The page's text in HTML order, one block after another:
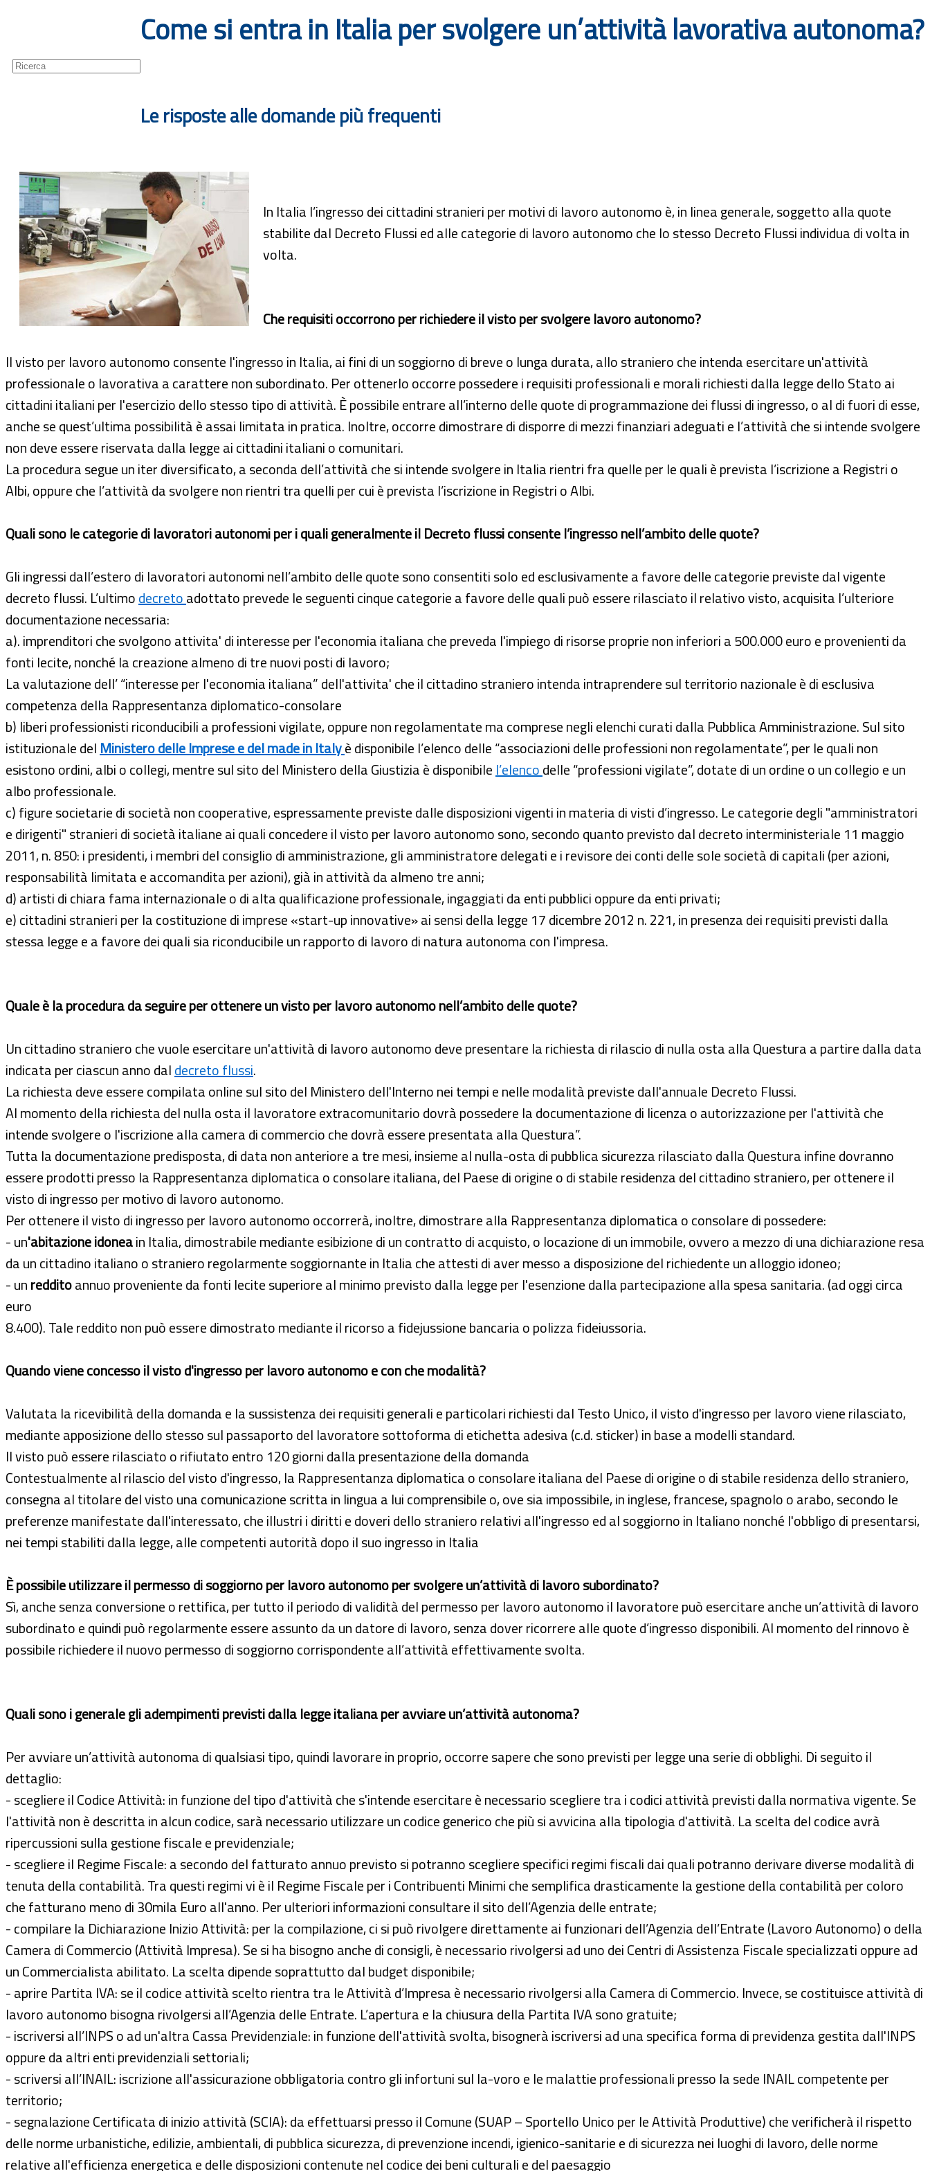
Come si entra in Italia per svolgere un’attività lavorativa autonoma?
Le risposte alle domande più frequenti
In Italia l’ingresso dei cittadini stranieri per motivi di lavoro autonomo è, in linea generale, soggetto alla quote
stabilite dal Decreto Flussi ed alle categorie di lavoro autonomo che lo stesso Decreto Flussi individua di volta in
volta.
Che requisiti occorrono per richiedere il visto per svolgere lavoro autonomo?
Il visto per lavoro autonomo consente l'ingresso in Italia, ai fini di un soggiorno di breve o lunga durata, allo straniero che intenda esercitare un'attività
professionale o lavorativa a carattere non subordinato. Per ottenerlo occorre possedere i requisiti professionali e morali richiesti dalla legge dello Stato ai
cittadini italiani per l'esercizio dello stesso tipo di attività. È possibile entrare all’interno delle quote di programmazione dei flussi di ingresso, o al di fuori di esse,
anche se quest’ultima possibilità è assai limitata in pratica. Inoltre, occorre dimostrare di disporre di mezzi finanziari adeguati e l’attività che si intende svolgere
non deve essere riservata dalla legge ai cittadini italiani o comunitari.
La procedura segue un iter diversificato, a seconda dell’attività che si intende svolgere in Italia rientri fra quelle per le quali è prevista l’iscrizione a Registri o
Albi, oppure che l’attività da svolgere non rientri tra quelli per cui è prevista l’iscrizione in Registri o Albi.
Quali sono le categorie di lavoratori autonomi per i quali generalmente il Decreto flussi consente l’ingresso nell’ambito delle quote?
Gli ingressi dall’estero di lavoratori autonomi nell’ambito delle quote sono consentiti solo ed esclusivamente a favore delle categorie previste dal vigente
decreto flussi. L’ultimodecretoadottato prevede le seguenti cinque categorie a favore delle quali può essere rilasciato il relativo visto, acquisita l’ulteriore
documentazione necessaria:
a). imprenditori che svolgono attivita' di interesse per l'economia italiana che preveda l'impiego di risorse proprie non inferiori a 500.000 euro e provenienti da
fonti lecite, nonché la creazione almeno di tre nuovi posti di lavoro;
La valutazione dell’ “interesse per l'economia italiana” dell'attivita' che il cittadino straniero intenda intraprendere sul territorio nazionale è di esclusiva
competenza della Rappresentanza diplomatico-consolare
b) liberi professionisti riconducibili a professioni vigilate, oppure non regolamentate ma comprese negli elenchi curati dalla Pubblica Amministrazione. Sul sito
istituzionale del Ministero delle Imprese e del made in Italyè disponibile l’elenco delle “associazioni delle professioni non regolamentate”, per le quali non
esistono ordini, albi o collegi, mentre sul sito del Ministero della Giustizia è disponibile l’elencodelle “professioni vigilate”, dotate di un ordine o un collegio e un
albo professionale.
c) figure societarie di società non cooperative, espressamente previste dalle disposizioni vigenti in materia di visti d’ingresso. Le categorie degli "amministratori
e dirigenti" stranieri di società italiane ai quali concedere il visto per lavoro autonomo sono, secondo quanto previsto dal decreto interministeriale 11 maggio
2011, n. 850: i presidenti, i membri del consiglio di amministrazione, gli amministratore delegati e i revisore dei conti delle sole società di capitali (per azioni,
responsabilità limitata e accomandita per azioni), già in attività da almeno tre anni;
d) artisti di chiara fama internazionale o di alta qualificazione professionale, ingaggiati da enti pubblici oppure da enti privati;
e) cittadini stranieri per la costituzione di imprese «start-up innovative» ai sensi della legge 17 dicembre 2012 n. 221, in presenza dei requisiti previsti dalla
stessa legge e a favore dei quali sia riconducibile un rapporto di lavoro di natura autonoma con l'impresa.
Quale è la procedura da seguire per ottenere un visto per lavoro autonomo nell’ambito delle quote?
Un cittadino straniero che vuole esercitare un'attività di lavoro autonomo deve presentare la richiesta di rilascio di nulla osta alla Questura a partire dalla data
indicata per ciascun anno daldecreto flussi.
La richiesta deve essere compilata online sul sito del Ministero dell'Interno nei tempi e nelle modalità previste dall'annuale Decreto Flussi.
Al momento della richiesta del nulla osta il lavoratore extracomunitario dovrà possedere la documentazione di licenza o autorizzazione per l'attività che
intende svolgere o l'iscrizione alla camera di commercio che dovrà essere presentata alla Questura”.
Tutta la documentazione predisposta, di data non anteriore a tre mesi, insieme al nulla-osta di pubblica sicurezza rilasciato dalla Questura infine dovranno
essere prodotti presso la Rappresentanza diplomatica o consolare italiana, del Paese di origine o di stabile residenza del cittadino straniero, per ottenere il
visto di ingresso per motivo di lavoro autonomo.
Per ottenere il visto di ingresso per lavoro autonomo occorrerà, inoltre, dimostrare alla Rappresentanza diplomatica o consolare di possedere:
- un'abitazione idoneain Italia, dimostrabile mediante esibizione di un contratto di acquisto, o locazione di un immobile, ovvero a mezzo di una dichiarazione resa
da un cittadino italiano o straniero regolarmente soggiornante in Italia che attesti di aver messo a disposizione del richiedente un alloggio idoneo;
- unredditoannuo proveniente da fonti lecite superiore al minimo previsto dalla legge per l'esenzione dalla partecipazione alla spesa sanitaria. (ad oggi circa
euro
8.400). Tale reddito non può essere dimostrato mediante il ricorso a fidejussione bancaria o polizza fideiussoria.
Quando viene concesso il visto d'ingresso per lavoro autonomo e con che modalità?
Valutata la ricevibilità della domanda e la sussistenza dei requisiti generali e particolari richiesti dal Testo Unico, il visto d'ingresso per lavoro viene rilasciato,
mediante apposizione dello stesso sul passaporto del lavoratore sottoforma di etichetta adesiva (c.d. sticker) in base a modelli standard.
Il visto può essere rilasciato o rifiutato entro 120 giorni dalla presentazione della domanda
Contestualmente al rilascio del visto d'ingresso, la Rappresentanza diplomatica o consolare italiana del Paese di origine o di stabile residenza dello straniero,
consegna al titolare del visto una comunicazione scritta in lingua a lui comprensibile o, ove sia impossibile, in inglese, francese, spagnolo o arabo, secondo le
preferenze manifestate dall'interessato, che illustri i diritti e doveri dello straniero relativi all'ingresso ed al soggiorno in Italiano nonché l'obbligo di presentarsi,
nei tempi stabiliti dalla legge, alle competenti autorità dopo il suo ingresso in Italia
È possibile utilizzare il permesso di soggiorno per lavoro autonomo per svolgere un’attività di lavoro subordinato?
Sì, anche senza conversione o rettifica, per tutto il periodo di validità del permesso per lavoro autonomo il lavoratore può esercitare anche un’attività di lavoro
subordinato e quindi può regolarmente essere assunto da un datore di lavoro, senza dover ricorrere alle quote d’ingresso disponibili. Al momento del rinnovo è
possibile richiedere il nuovo permesso di soggiorno corrispondente all’attività effettivamente svolta.
Quali sono i generale gli adempimenti previsti dalla legge italiana per avviare un’attività autonoma?
Per avviare un’attività autonoma di qualsiasi tipo, quindi lavorare in proprio, occorre sapere che sono previsti per legge una serie di obblighi. Di seguito il
dettaglio:
- scegliere il Codice Attività: in funzione del tipo d'attività che s'intende esercitare è necessario scegliere tra i codici attività previsti dalla normativa vigente. Se
l'attività non è descritta in alcun codice, sarà necessario utilizzare un codice generico che più si avvicina alla tipologia d'attività. La scelta del codice avrà
ripercussioni sulla gestione fiscale e previdenziale;
- scegliere il Regime Fiscale: a secondo del fatturato annuo previsto si potranno scegliere specifici regimi fiscali dai quali potranno derivare diverse modalità di
tenuta della contabilità. Tra questi regimi vi è il Regime Fiscale per i Contribuenti Minimi che semplifica drasticamente la gestione della contabilità per coloro
che fatturano meno di 30mila Euro all'anno. Per ulteriori informazioni consultare il sito dell’Agenzia delle entrate;
- compilare la Dichiarazione Inizio Attività: per la compilazione, ci si può rivolgere direttamente ai funzionari dell’Agenzia dell’Entrate (Lavoro Autonomo) o della
Camera di Commercio (Attività Impresa). Se si ha bisogno anche di consigli, è necessario rivolgersi ad uno dei Centri di Assistenza Fiscale specializzati oppure ad
un Commercialista abilitato. La scelta dipende soprattutto dal budget disponibile;
- aprire Partita IVA: se il codice attività scelto rientra tra le Attività d’Impresa è necessario rivolgersi alla Camera di Commercio. Invece, se costituisce attività di
lavoro autonomo bisogna rivolgersi all’Agenzia delle Entrate. L’apertura e la chiusura della Partita IVA sono gratuite;
- iscriversi all’INPS o ad un'altra Cassa Previdenziale: in funzione dell'attività svolta, bisognerà iscriversi ad una specifica forma di previdenza gestita dall'INPS
oppure da altri enti previdenziali settoriali;
- scriversi all’INAIL: iscrizione all'assicurazione obbligatoria contro gli infortuni sul la-voro e le malattie professionali presso la sede INAIL competente per
territorio;
- segnalazione Certificata di inizio attività (SCIA): da effettuarsi presso il Comune (SUAP – Sportello Unico per le Attività Produttive) che verificherà il rispetto
delle norme urbanistiche, edilizie, ambientali, di pubblica sicurezza, di prevenzione incendi, igienico-sanitarie e di sicurezza nei luoghi di lavoro, delle norme
relative all'efficienza energetica e delle disposizioni contenute nel codice dei beni culturali e del paesaggio